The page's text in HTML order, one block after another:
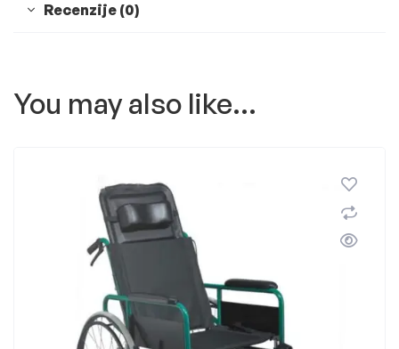
Recenzije (0)
You may also like…